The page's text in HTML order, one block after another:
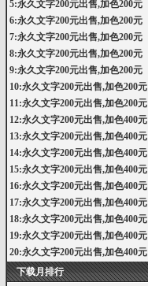
5:永久文字200元出售,加色200元
6:永久文字200元出售,加色200元
7:永久文字200元出售,加色200元
8:永久文字200元出售,加色200元
9:永久文字200元出售,加色200元
10:永久文字200元出售,加色200元
11:永久文字200元出售,加色200元
12:永久文字200元出售,加色400元
13:永久文字200元出售,加色400元
14:永久文字200元出售,加色400元
15:永久文字200元出售,加色400元
16:永久文字200元出售,加色400元
17:永久文字200元出售,加色400元
18:永久文字200元出售,加色400元
19:永久文字200元出售,加色400元
20:永久文字200元出售,加色400元
下载月排行